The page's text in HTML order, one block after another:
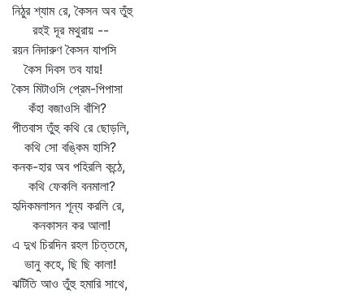
নিঠুর শ্যাম রে, কৈসন অব তুঁহু
রহই দূর মথুরায় --
রয়ন নিদারুণ কৈসন যাপসি
কৈস দিবস তব যায়!
কৈস মিটাওসি প্রেম-পিপাসা
কঁহা বজাওসি বাঁশি?
পীতবাস তুঁহু কথি রে ছোড়লি,
কথি সো বঙ্কিম হাসি?
কনক-হার অব পহিরলি কন্ঠে,
কথি ফেকলি বনমালা?
হৃদিকমলাসন শূন্য করলি রে,
কনকাসন কর আলা!
এ দুখ চিরদিন রহল চিত্তমে,
ভানু কহে, ছি ছি কালা!
ঝটিতি আও তুঁহু হমারি সাথে,